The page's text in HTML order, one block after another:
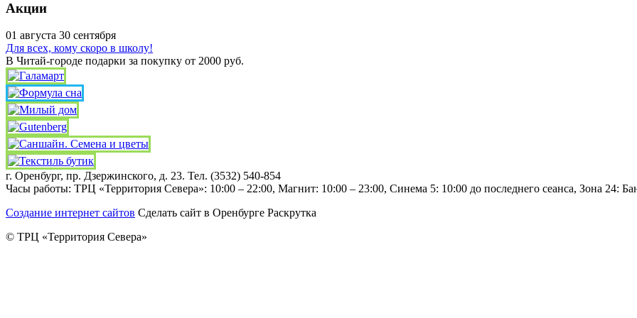
Акции
01 августа 30 сентября
Для всех, кому скоро в школу!
В Читай-городе подарки за покупку от 2000 руб.
г. Оренбург, пр. Дзержинского, д. 23. Тел. (3532) 540-854
Часы работы: ТРЦ «Территория Севера»: 10:00 – 22:00, Магнит: 10:00 – 23:00, Синема 5: 10:00 до последнего сеанса, Зона 24:
Создание интернет сайтов Сделать сайт в Оренбурге Раскрутка
© ТРЦ «Территория Севера»